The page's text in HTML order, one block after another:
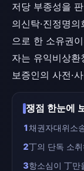
저당 부종성을
의신탁·진정명
으로 한 소유권
자는 유익비상
보증인의 사전·
쟁점 한눈에
1채권자대위소
2丁의 단독 소
3항소심이 丁만